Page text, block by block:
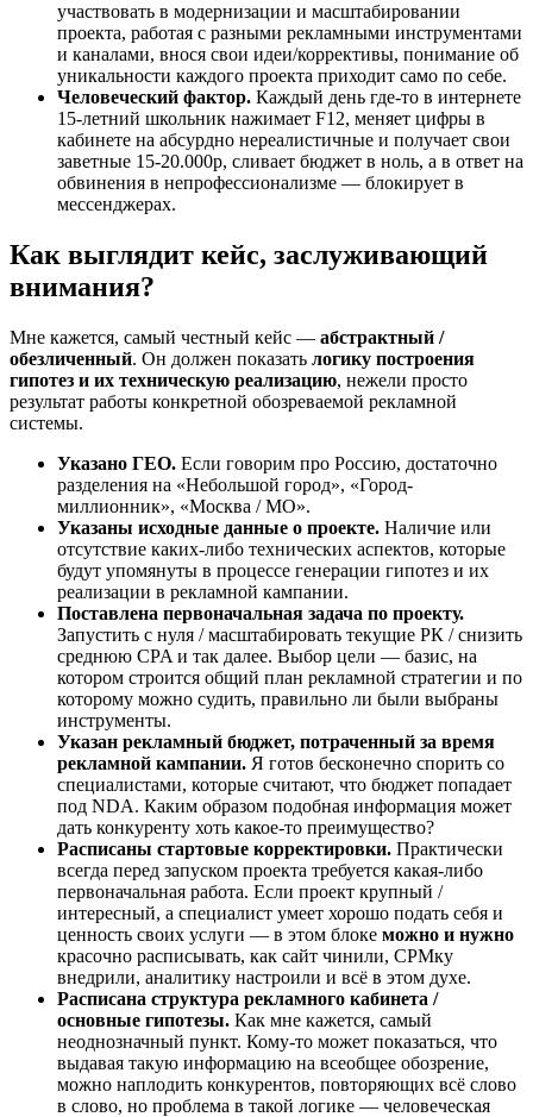
участвовать в модернизации и масштабировании
проекта, работая с разными рекламными инструментами
и каналами, внося свои идеи/коррективы, понимание об
уникальности каждого проекта приходит само по себе.
Человеческий фактор. Каждый день где-то в интернете
15-летний школьник нажимает F12, меняет цифры в
кабинете на абсурдно нереалистичные и получает свои
заветные 15-20.000р, сливает бюджет в ноль, а в ответ на
обвинения в непрофессионализме — блокирует в
мессенджерах.
Как выглядит кейс, заслуживающий
внимания?
Мне кажется, самый честный кейс — абстрактный /
обезличенный. Он должен показать логику построения
гипотез и их техническую реализацию, нежели просто
результат работы конкретной обозреваемой рекламной
системы.
Указано ГЕО. Если говорим про Россию, достаточно
разделения на «Небольшой город», «Город-
миллионник», «Москва / МО».
Указаны исходные данные о проекте. Наличие или
отсутствие каких-либо технических аспектов, которые
будут упомянуты в процессе генерации гипотез и их
реализации в рекламной кампании.
Поставлена первоначальная задача по проекту.
Запустить с нуля / масштабировать текущие РК / снизить
среднюю CPA и так далее. Выбор цели — базис, на
котором строится общий план рекламной стратегии и по
которому можно судить, правильно ли были выбраны
инструменты.
Указан рекламный бюджет, потраченный за время
рекламной кампании. Я готов бесконечно спорить со
специалистами, которые считают, что бюджет попадает
под NDA. Каким образом подобная информация может
дать конкуренту хоть какое-то преимущество?
Расписаны стартовые корректировки. Практически
всегда перед запуском проекта требуется какая-либо
первоначальная работа. Если проект крупный /
интересный, а специалист умеет хорошо подать себя и
ценность своих услуги — в этом блоке можно и нужно
красочно расписывать, как сайт чинили, СРМку
внедрили, аналитику настроили и всё в этом духе.
Расписана структура рекламного кабинета /
основные гипотезы. Как мне кажется, самый
неоднозначный пункт. Кому-то может показаться, что
выдавая такую информацию на всеобщее обозрение,
можно наплодить конкурентов, повторяющих всё слово
в слово, но проблема в такой логике — человеческая